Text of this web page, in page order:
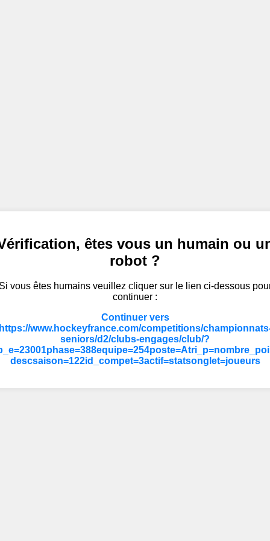
êtes vous un humain ou
robot ?
vous êtes humains veuillez cliquer sur le lien ci-dessous
continuer :
Continuer vers
www.hockeyfrance.com/competitions/
seniors/d2/clubs-engages/club/?
descsaison=122id_compet=3actif=statsonglet=joueurs